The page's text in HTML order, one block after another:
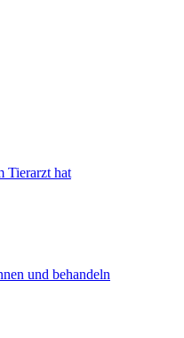
Tierarzt hat
und behandeln